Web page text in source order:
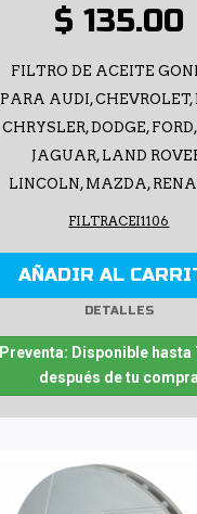
$ 135.00
FILTRO DE ACEITE
PARA AUDI, CHEVROLET,
CHRYSLER, DODGE, FORD,
JAGUAR, LAND
LINCOLN, MAZDA,
FILTRACEI1106
AÑADIR AL
DETALLES
Preventa: Disponible hasta
después de tu compra